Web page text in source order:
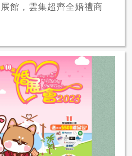
館，雲集超齊全婚禮商